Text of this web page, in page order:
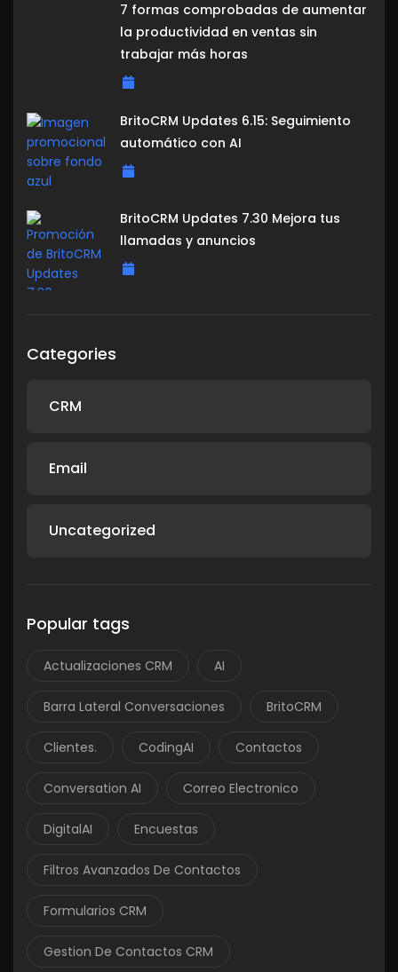
7 formas comprobadas de aumentar
la productividad en ventas sin
trabajar más horas
BritoCRM Updates 6.15: Seguimiento
automático con AI
BritoCRM Updates 7.30 Mejora tus
llamadas y anuncios
Categories
CRM
Email
Uncategorized
Popular tags
Actualizaciones CRM AI
Barra Lateral Conversaciones BritoCRM
Clientes. CodingAI Contactos
Conversation AI Correo Electronico
DigitalAI Encuestas
Filtros Avanzados De Contactos
Formularios CRM
Gestion De Contactos CRM